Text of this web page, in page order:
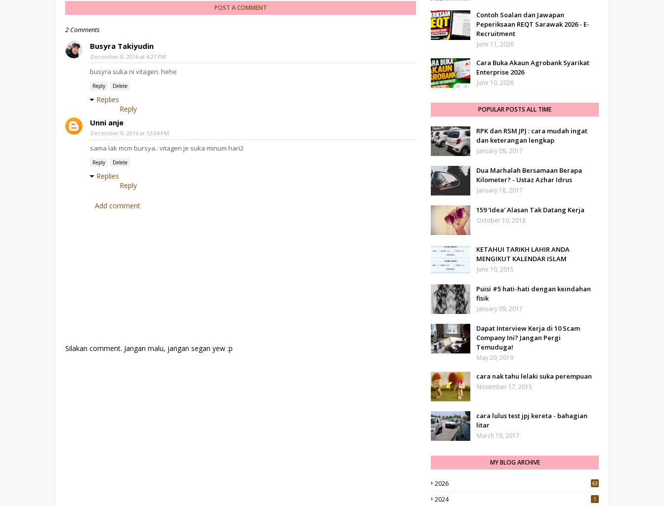
POST A COMMENT
2 Comments
Busyra Takiyudin
December 8, 2016 at 4:21 PM
busyra suka ni vitagen. hehe
Reply Delete
Replies
Reply
Unni anje
December 9, 2016 at 12:04 PM
sama lak mcm bursya.. vitagen je suka minum hari2
Reply Delete
Replies
Reply
Add comment
Silakan comment. Jangan malu, jangan segan yew :p
Contoh Soalan dan Jawapan
Peperiksaan REQT Sarawak 2026 - E-
Recruitment
June 11, 2026
Cara Buka Akaun Agrobank Syarikat
Enterprise 2026
June 10, 2026
POPULAR POSTS ALL TIME
RPK dan RSM JPJ : cara mudah ingat
dan keterangan lengkap
January 09, 2017
Dua Marhalah Bersamaan Berapa
Kilometer? - Ustaz Azhar Idrus
January 18, 2017
159 'Idea' Alasan Tak Datang Kerja
October 10, 2018
KETAHUI TARIKH LAHIR ANDA
MENGIKUT KALENDAR ISLAM
June 10, 2015
Puisi #5 hati-hati dengan keindahan
fisik
January 09, 2017
Dapat Interview Kerja di 10 Scam
Company Ini? Jangan Pergi
Temuduga!
May 20, 2019
cara nak tahu lelaki suka perempuan
November 17, 2015
cara lulus test jpj kereta - bahagian
litar
March 19, 2017
MY BLOG ARCHIVE
2026 63
2024 1